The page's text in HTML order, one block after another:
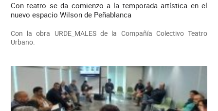
Con teatro se da comienzo a la temporada artística en el
nuevo espacio Wilson de Peñablanca
Con la obra URDE_MALES de la Compañía Colectivo Teatro
Urbano.